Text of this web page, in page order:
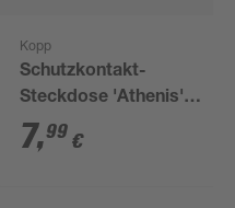
Kopp
Schutzkontakt-
Steckdose 'Athenis'
anthrazit
7,99 €